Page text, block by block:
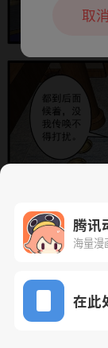
下一话
腾讯
海量漫
在此
取消